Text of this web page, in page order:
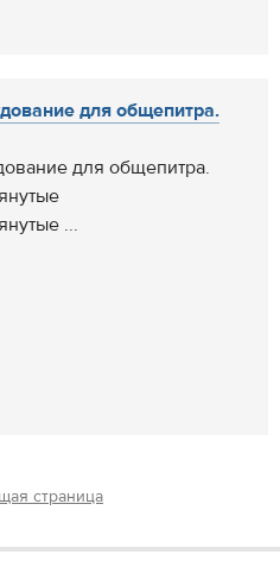
для общепитра.
для общепитра.
...
страница